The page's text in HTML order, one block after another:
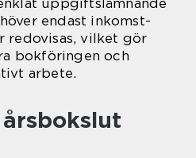
uppgiftslämnande
endast inkomst-
vilket gör
bokföringen och
arbete.